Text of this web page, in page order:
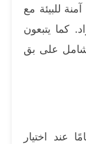
للبيئة مع
كما يتبعون
على بق
عند اختيار